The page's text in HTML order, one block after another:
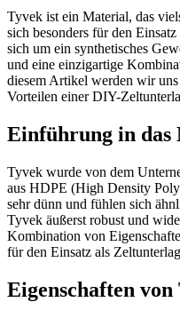
Tyvek ist ein Material, das
sich besonders für den
sich um ein synthetisches
und eine einzigartige
diesem Artikel werden wir
Vorteilen einer DIY-
Einführung in
Tyvek wurde von dem
aus HDPE (High Density
sehr dünn und fühlen sich
Tyvek äußerst robust und
Kombination von
für den Einsatz als
Eigenschaften von